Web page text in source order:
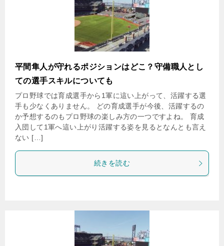
平間隼人が守れるポジションはどこ？守備職人とし
ての選手スキルについても
プロ野球では育成選手から1軍に這い上がって、活躍する選
手も少なくありません。 どの育成選手が今後、活躍するの
か予想するのもプロ野球の楽しみ方の一つですよね。 育成
入団して1軍へ這い上がり活躍する姿を見るとなんとも言え
ない […]
続きを読む